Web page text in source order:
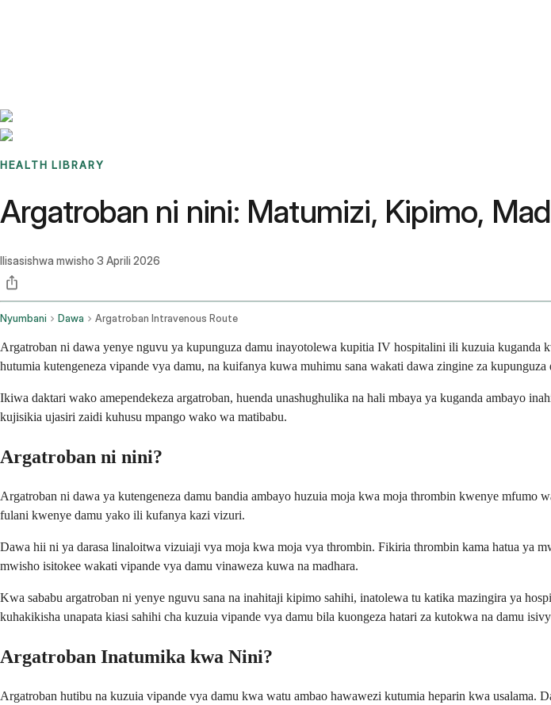
HEALTH LIBRARY
Argatroban ni nini: Matumizi, Kipimo,
Ilisasishwa mwisho 3 Aprili 2026
Nyumbani Dawa Argatroban Intravenous Route
Argatroban ni dawa yenye nguvu ya kupunguza damu inayotolewa kupitia IV hospitalini ili kuzuia
hutumia kutengeneza vipande vya damu, na kuifanya kuwa muhimu sana wakati dawa zingine za
Ikiwa daktari wako amependekeza argatroban, huenda unashughulika na hali mbaya ya kuganda ambayo
kujisikia ujasiri zaidi kuhusu mpango wako wa matibabu.
Argatroban ni nini?
Argatroban ni dawa ya kutengeneza damu bandia ambayo huzuia moja kwa moja thrombin kwenye
fulani kwenye damu yako ili kufanya kazi vizuri.
Dawa hii ni ya darasa linaloitwa vizuiaji vya moja kwa moja vya thrombin. Fikiria thrombin kama hatua ya
mwisho isitokee wakati vipande vya damu vinaweza kuwa na madhara.
Kwa sababu argatroban ni yenye nguvu sana na inahitaji kipimo sahihi, inatolewa tu katika mazingira ya
kuhakikisha unapata kiasi sahihi cha kuzuia vipande vya damu bila kuongeza hatari za kutokwa na damu
Argatroban Inatumika kwa Nini?
Argatroban hutibu na kuzuia vipande vya damu kwa watu ambao hawawezi kutumia heparin kwa